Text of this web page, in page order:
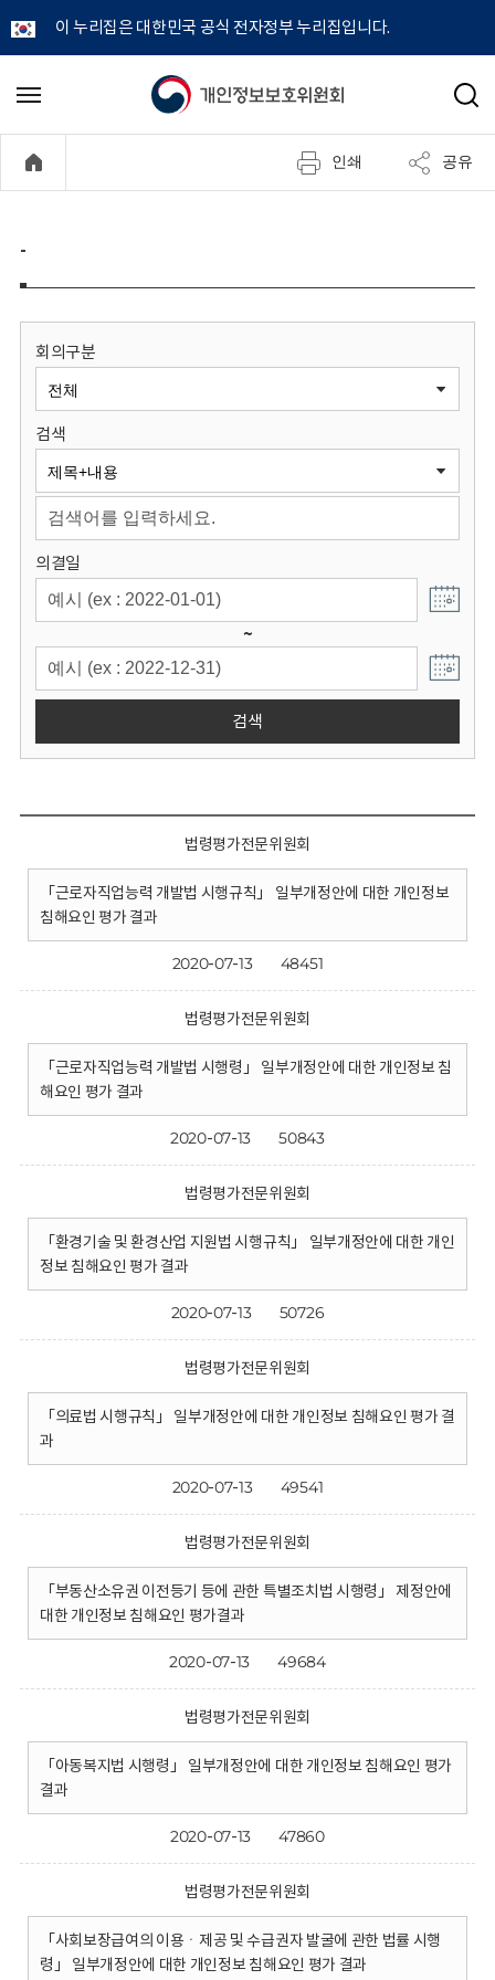
이 누리집은 대한민국 공식 전자정부 누리집입니다.
개
정
보
원
회
메
기
검
인쇄 공유
-
회의구분
검색
의결일
~
검색
법령평가전문위원회
「근로자직업능력 개발법 시행규칙」 일부개정안에 대한 개인정보
침해요인 평가 결과
2020-07-13 48451
법령평가전문위원회
「근로자직업능력 개발법 시행령」 일부개정안에 대한 개인정보 침
해요인 평가 결과
2020-07-13 50843
법령평가전문위원회
「환경기술 및 환경산업 지원법 시행규칙」 일부개정안에 대한 개인
정보 침해요인 평가 결과
2020-07-13 50726
법령평가전문위원회
「의료법 시행규칙」 일부개정안에 대한 개인정보 침해요인 평가 결
과
2020-07-13 49541
법령평가전문위원회
「부동산소유권 이전등기 등에 관한 특별조치법 시행령」 제정안에
대한 개인정보 침해요인 평가결과
2020-07-13 49684
법령평가전문위원회
「아동복지법 시행령」 일부개정안에 대한 개인정보 침해요인 평가
결과
2020-07-13 47860
법령평가전문위원회
「사회보장급여의 이용ㆍ제공 및 수급권자 발굴에 관한 법률 시행
령」 일부개정안에 대한 개인정보 침해요인 평가 결과